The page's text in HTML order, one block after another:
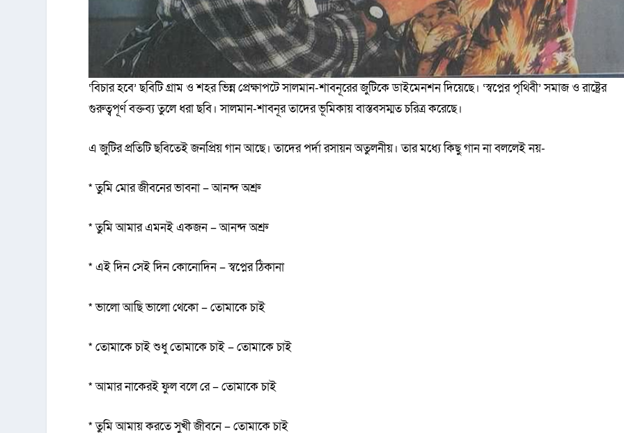
‘বিচার হবে’ ছবিটি গ্রাম ও শহর ভিন্ন প্রেক্ষাপটে সালমান-শাবনূরের জুটিকে ডাইমেনশন দিয়েছে। ‘স্বপ্নের পৃথিবী’ সমাজ ও রাষ্ট্রের
গুরুত্বপূর্ণ বক্তব্য তুলে ধরা ছবি। সালমান-শাবনূর তাদের ভূমিকায় বাস্তবসম্মত চরিত্র করেছে।
এ জুটির প্রতিটি ছবিতেই জনপ্রিয় গান আছে। তাদের পর্দা রসায়ন অতুলনীয়। তার মধ্যে কিছু গান না বললেই নয়-
* তুমি মোর জীবনের ভাবনা – আনন্দ অশ্রু
* তুমি আমার এমনই একজন – আনন্দ অশ্রু
* এই দিন সেই দিন কোনোদিন – স্বপ্নের ঠিকানা
* ভালো আছি ভালো থেকো – তোমাকে চাই
* তোমাকে চাই শুধু তোমাকে চাই – তোমাকে চাই
* আমার নাকেরই ফুল বলে রে – তোমাকে চাই
* তুমি আমায় করতে সুখী জীবনে – তোমাকে চাই